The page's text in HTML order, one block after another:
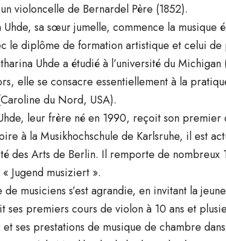
violoncelle de Bernardel Père (1852).
Uhde, sa sœur jumelle, commence la
le diplôme de formation artistique et celui
Uhde a étudié à l’université du
elle se consacre essentiellement à la
du Nord, USA).
leur frère né en 1990, reçoit son premier
à la Musikhochschule de Karlsruhe, il est
des Arts de Berlin. Il remporte de
Jugend musiziert ».
de musiciens s’est agrandie, en invitant la
ses premiers cours de violon à 10 ans et
ses prestations de musique de chambre